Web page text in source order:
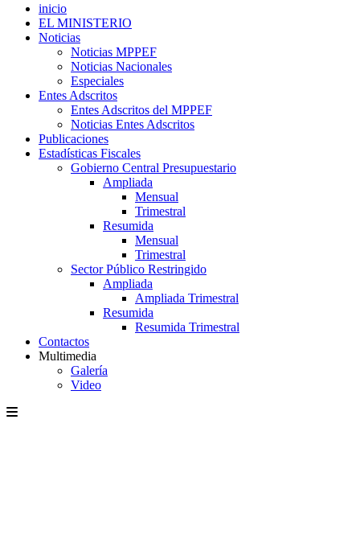
inicio
EL MINISTERIO
Noticias
Noticias MPPEF
Noticias Nacionales
Especiales
Entes Adscritos
Entes Adscritos del MPPEF
Noticias Entes Adscritos
Publicaciones
Estadísticas Fiscales
Gobierno Central Presupuestario
Ampliada
Mensual
Trimestral
Resumida
Mensual
Trimestral
Sector Público Restringido
Ampliada
Ampliada Trimestral
Resumida
Resumida Trimestral
Contactos
Multimedia
Galería
Video